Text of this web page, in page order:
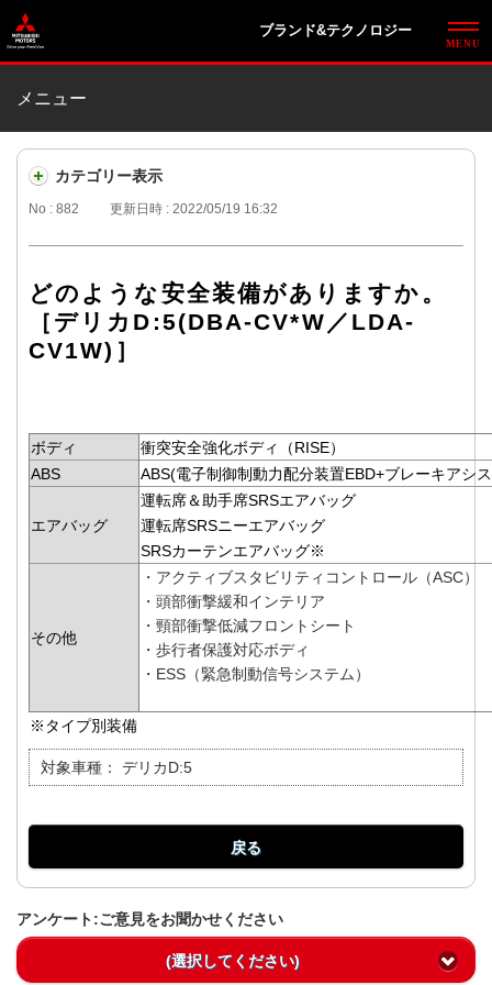
ブランド&テクノロジー
メニュー
カテゴリー表示
No : 882 更新日時 : 2022/05/19 16:32
どのような安全装備がありますか。
［デリカD:5(DBA-CV*W／LDA-
CV1W)］
ボディ
衝突安全強化ボディ（RISE）
ABS
ABS(電子制御制動力配分装置EBD+ブレーキアシ
エアバッグ
運転席＆助手席SRSエアバッグ
運転席SRSニーエアバッグ
SRSカーテンエアバッグ※
その他
・アクティブスタビリティコントロール（ASC）
・頭部衝撃緩和インテリア
・頸部衝撃低減フロントシート
・歩行者保護対応ボディ
・ESS（緊急制動信号システム）
※タイプ別装備
対象車種： デリカD:5
戻る
アンケート:ご意見をお聞かせください
(選択してください)